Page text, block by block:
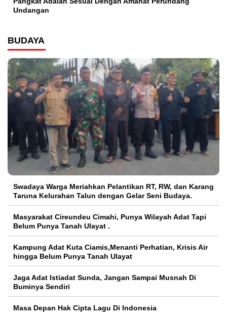
Undangan
BUDAYA
Swadaya Warga Meriahkan Pelantikan RT, RW, dan Karang
Taruna Kelurahan Talun dengan Gelar Seni Budaya.
Masyarakat Cireundeu Cimahi, Punya Wilayah Adat Tapi
Belum Punya Tanah Ulayat .
Kampung Adat Kuta Ciamis,Menanti Perhatian, Krisis Air
hingga Belum Punya Tanah Ulayat
Jaga Adat Istiadat Sunda, Jangan Sampai Musnah Di
Buminya Sendiri
Masa Depan Hak Cipta Lagu Di Indonesia